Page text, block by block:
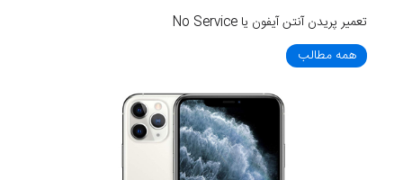
تعمیر پریدن آنتن آیفون یا No Service
همه مطالب